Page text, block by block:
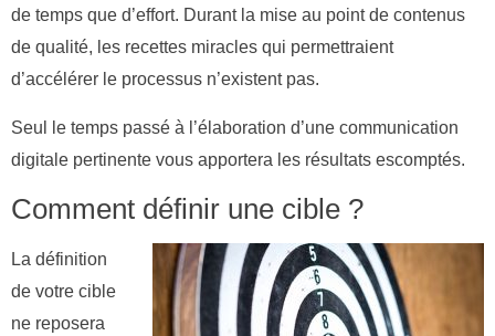
de temps que d’effort. Durant la mise au point de contenus
de qualité, les recettes miracles qui permettraient
d’accélérer le processus n’existent pas.
Seul le temps passé à l’élaboration d’une communication
digitale pertinente vous apportera les résultats escomptés.
Comment définir une cible ?
La définition
de votre cible
ne reposera